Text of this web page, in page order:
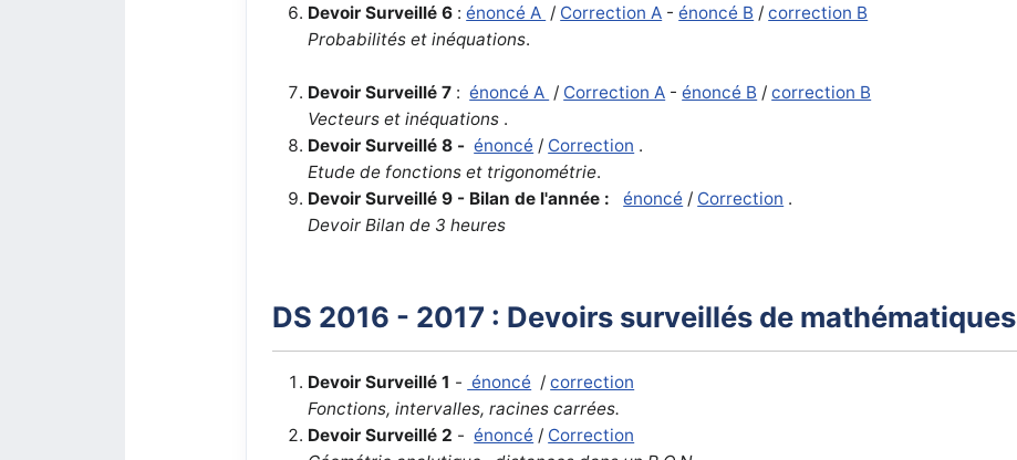
Devoir Surveillé 6 :énoncé A / Correction A -énoncé B /correction B
Probabilités et inéquations.
Devoir Surveillé 7 :énoncé A / Correction A -énoncé B /correction B
Vecteurs et inéquations .
Devoir Surveillé 8 - énoncé / Correction .
Etude de fonctions et trigonométrie.
Devoir Surveillé 9 - Bilan de l'année : énoncé / Correction .
Devoir Bilan de 3 heures
DS 2016 - 2017 : Devoirs surveillés de mathématiques
Devoir Surveillé 1 - énoncé /correction
Fonctions, intervalles, racines carrées.
Devoir Surveillé 2 -énoncé / Correction